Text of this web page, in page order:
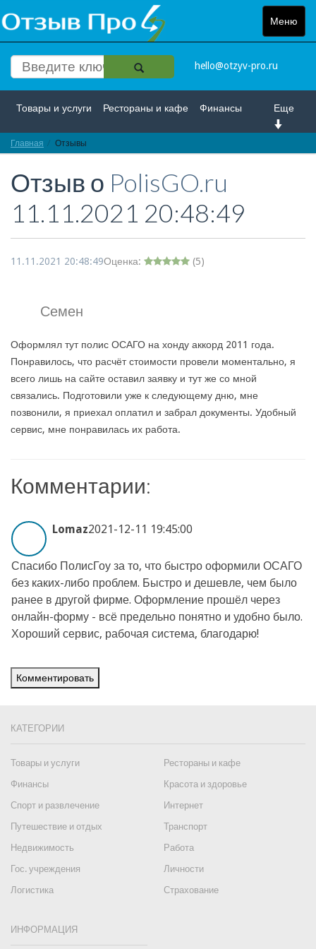
Меню
Toggle
hello@otzyv-pro.ru
Еще
Товары и услуги Рестораны и кафе Финансы
Красота и здоровье
Интернет Путешествие и отдых Транспорт
Работа Гос. учреждения
Главная Отзывы
Отзыв о PolisGO.ru
11.11.2021 20:48:49
11.11.2021 20:48:49Оценка: (5)
Семен
Оформлял тут полис ОСАГО на хонду аккорд 2011 года.
Понравилось, что расчёт стоимости провели моментально, я
всего лишь на сайте оставил заявку и тут же со мной
связались. Подготовили уже к следующему дню, мне
позвонили, я приехал оплатил и забрал документы. Удобный
сервис, мне понравилась их работа.
Комментарии:
Lomaz2021-12-11 19:45:00
Спасибо ПолисГоу за то, что быстро оформили ОСАГО
без каких-либо проблем. Быстро и дешевле, чем было
ранее в другой фирме. Оформление прошёл через
онлайн-форму - всё предельно понятно и удобно было.
Хороший сервис, рабочая система, благодарю!
Комментировать
КАТЕГОРИИ
Товары и услуги
Рестораны и кафе
Финансы
Красота и здоровье
Спорт и развлечение
Интернет
Путешествие и отдых
Транспорт
Недвижимость
Работа
Гос. учреждения
Личности
Логистика
Страхование
ИНФОРМАЦИЯ